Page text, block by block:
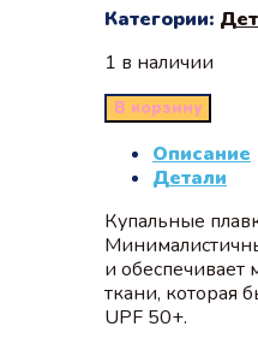
Категории:
1 в наличии
В корзину
Описание
Детали
Купальные
и
ткани, которая
UPF 50+.